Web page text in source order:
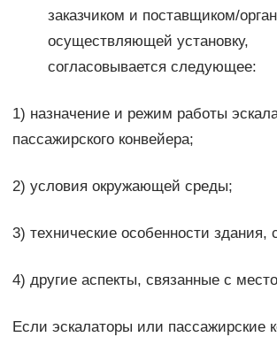
заказчиком и поставщиком/
осуществляющей установку,
согласовывается следующее:
1) назначение и режим работы
пассажирского конвейера;
2) условия окружающей среды;
3) технические особенности здания,
4) другие аспекты, связанные с
Если эскалаторы или пассажирские